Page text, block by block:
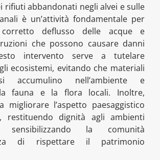
rifiuti abbandonati negli alvei e sulle
è un’attività fondamentale per
deflusso delle acque e
che possono causare danni
intervento serve a tutelare
ecosistemi, evitando che materiali
accumulino nell’ambiente e
fauna e la flora locali. Inoltre,
migliorare l’aspetto paesaggistico
restituendo dignità agli ambienti
la comunità
di rispettare il patrimonio